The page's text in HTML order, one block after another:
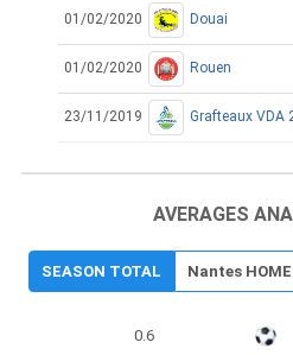
01/02/2020 Douai
01/02/2020 Rouen
23/11/2019 Grafteaux VDA
AVERAGES
SEASON TOTAL Nantes
0.6